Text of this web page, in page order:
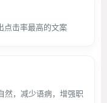
点击率最高的文案
然，减少语病，增强职